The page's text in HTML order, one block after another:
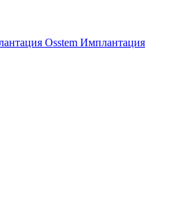
Osstem Имплантация